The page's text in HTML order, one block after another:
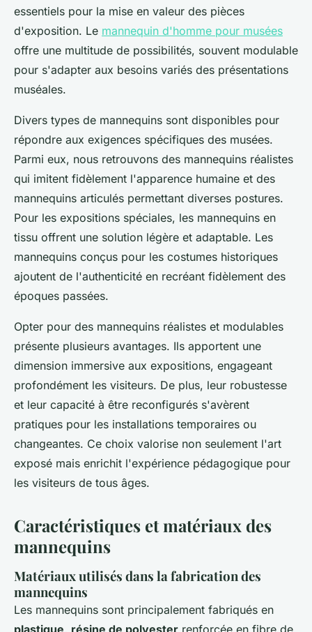
essentiels pour la mise en valeur des pièces
d'exposition. Le mannequin d'homme pour musées
offre une multitude de possibilités, souvent modulable
pour s'adapter aux besoins variés des présentations
muséales.
Divers types de mannequins sont disponibles pour
répondre aux exigences spécifiques des musées.
Parmi eux, nous retrouvons des mannequins réalistes
qui imitent fidèlement l'apparence humaine et des
mannequins articulés permettant diverses postures.
Pour les expositions spéciales, les mannequins en
tissu offrent une solution légère et adaptable. Les
mannequins conçus pour les costumes historiques
ajoutent de l'authenticité en recréant fidèlement des
époques passées.
Opter pour des mannequins réalistes et modulables
présente plusieurs avantages. Ils apportent une
dimension immersive aux expositions, engageant
profondément les visiteurs. De plus, leur robustesse
et leur capacité à être reconfigurés s'avèrent
pratiques pour les installations temporaires ou
changeantes. Ce choix valorise non seulement l'art
exposé mais enrichit l'expérience pédagogique pour
les visiteurs de tous âges.
Caractéristiques et matériaux des
mannequins
Matériaux utilisés dans la fabrication des
mannequins
Les mannequins sont principalement fabriqués en
plastique, résine de polyester renforcée en fibre de